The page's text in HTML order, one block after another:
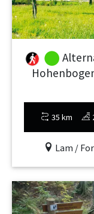
35 km
Lam /